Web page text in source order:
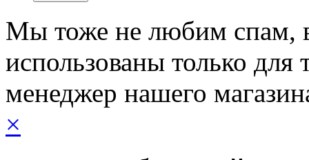
Мы тоже не любим спам,
использованы только для
менеджер нашего
×